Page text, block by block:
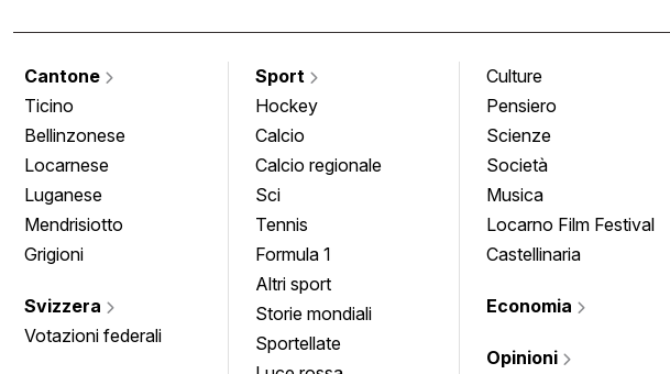
Cantone
Ticino
Bellinzonese
Locarnese
Luganese
Mendrisiotto
Grigioni
Svizzera
Votazioni federali
Sport
Hockey
Calcio
Calcio regionale
Sci
Tennis
Formula 1
Altri sport
Storie mondiali
Sportellate
Culture
Pensiero
Scienze
Società
Musica
Locarno Film Festival
Castellinaria
Economia
Opinioni